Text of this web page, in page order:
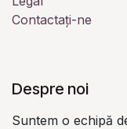
Contactați-ne
Despre noi
Suntem o echipă